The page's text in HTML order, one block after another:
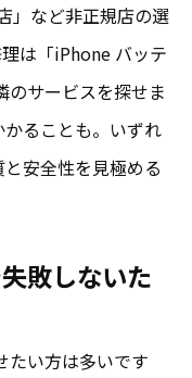
」など非正規店の選
は「iPhone バッテ
のサービスを探せま
ることも。いずれ
安全性を見極める
敗しないた
たい方は多いです